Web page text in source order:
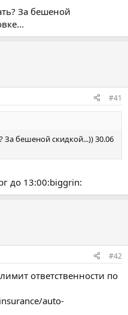
За бешеной
#41
За бешеной скидкой...)) 30.06
до 13:00:biggrin:
#42
ответственности по
auto-